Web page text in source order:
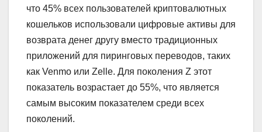
что 45% всех пользователей криптовалютных
кошельков использовали цифровые активы для
возврата денег другу вместо традиционных
приложений для пиринговых переводов, таких
как Venmo или Zelle. Для поколения Z этот
показатель возрастает до 55%, что является
самым высоким показателем среди всех
поколений.